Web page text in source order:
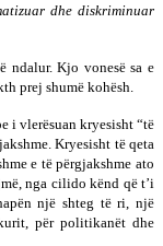
dhe diskriminuar
ndalur. Kjo vonesë sa e
prej shumë kohësh.
i vlerësuan kryesisht “të
Kryesisht të qeta
e të përgjakshme ato
nga cilido kënd që t’i
një shteg të ri, një
për politikanët dhe